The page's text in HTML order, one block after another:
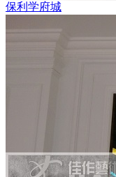
保利学府城